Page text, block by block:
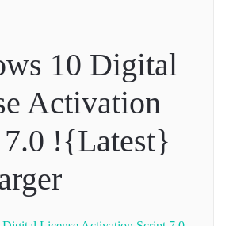
10 Digital
Activation
!{Latest}